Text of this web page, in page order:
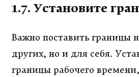
1.7. Установите
Важно поставить границы
других, но и для себя.
границы рабочего